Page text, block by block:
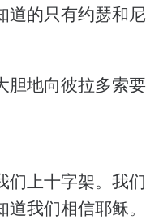
的只有约瑟和尼
胆地向彼拉多索
上十字架。我
道我们相信耶稣